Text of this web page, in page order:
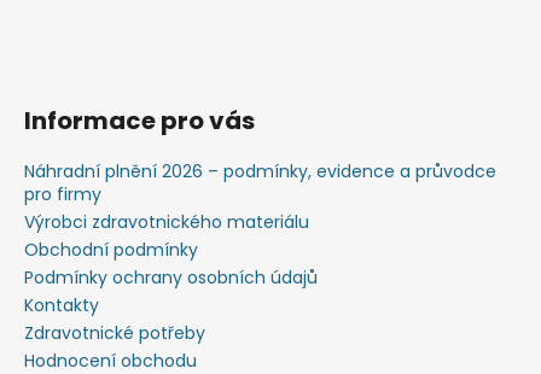
Informace pro vás
Náhradní plnění 2026 – podmínky, evidence a průvodce
pro firmy
Výrobci zdravotnického materiálu
Obchodní podmínky
Podmínky ochrany osobních údajů
Kontakty
Zdravotnické potřeby
Hodnocení obchodu